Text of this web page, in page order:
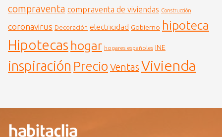
compraventa compraventa de viviendas Construcción
coronavirus Decoración electricidad Gobierno hipoteca
Hipotecas hogar hogares españoles INE
inspiración Precio Ventas Vivienda